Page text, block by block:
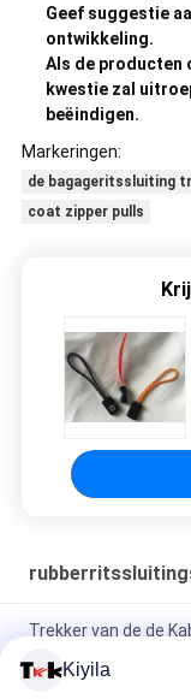
Geef suggestie
ontwikkeling.
Als de producten
kwestie zal
beëindigen.
Markeringen:
de bagageritssluiting
coat zipper pulls
Trekker van de de
Kiyila